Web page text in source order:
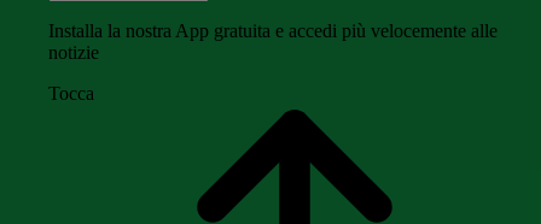
Installa la nostra App gratuita e accedi più velocemente alle
notizie
Tocca